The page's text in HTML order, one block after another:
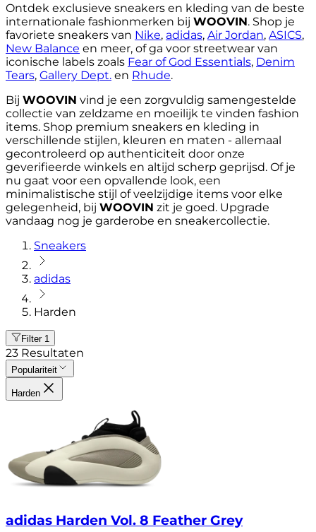
Ontdek exclusieve sneakers en kleding van de beste
internationale fashionmerken bij WOOVIN. Shop je
favoriete sneakers van Nike, adidas, Air Jordan, ASICS,
New Balance en meer, of ga voor streetwear van
iconische labels zoals Fear of God Essentials, Denim
Tears, Gallery Dept. en Rhude.
Bij WOOVIN vind je een zorgvuldig samengestelde
collectie van zeldzame en moeilijk te vinden fashion
items. Shop premium sneakers en kleding in
verschillende stijlen, kleuren en maten - allemaal
gecontroleerd op authenticiteit door onze
geverifieerde winkels en altijd scherp geprijsd. Of je
nu gaat voor een opvallende look, een
minimalistische stijl of veelzijdige items voor elke
gelegenheid, bij WOOVIN zit je goed. Upgrade
vandaag nog je garderobe en sneakercollectie.
Sneakers
adidas
Harden
Filter 1
23 Resultaten
Populariteit
Harden
adidas Harden Vol. 8 Feather Grey